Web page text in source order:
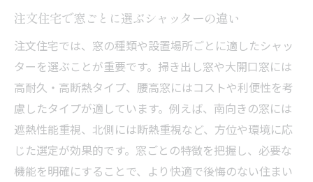
注文住宅で窓ごとに選ぶシャッターの違い
注文住宅では、窓の種類や設置場所ごとに適したシャッ
ターを選ぶことが重要です。掃き出し窓や大開口窓には
高耐久・高断熱タイプ、腰高窓にはコストや利便性を考
慮したタイプが適しています。例えば、南向きの窓には
遮熱性能重視、北側には断熱重視など、方位や環境に応
じた選定が効果的です。窓ごとの特徴を把握し、必要な
機能を明確にすることで、より快適で後悔のない住まい